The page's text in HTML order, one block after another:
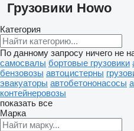
Грузовики Howo
Категория
По данному запросу ничего не
самосвалы бортовые грузовики
бензовозы автоцистерны
эвакуаторы автобетононасосы
контейнеровозы
показать все
Марка